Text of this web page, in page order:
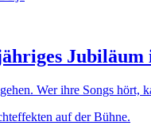
Jubiläum
Wer ihre Songs hört,